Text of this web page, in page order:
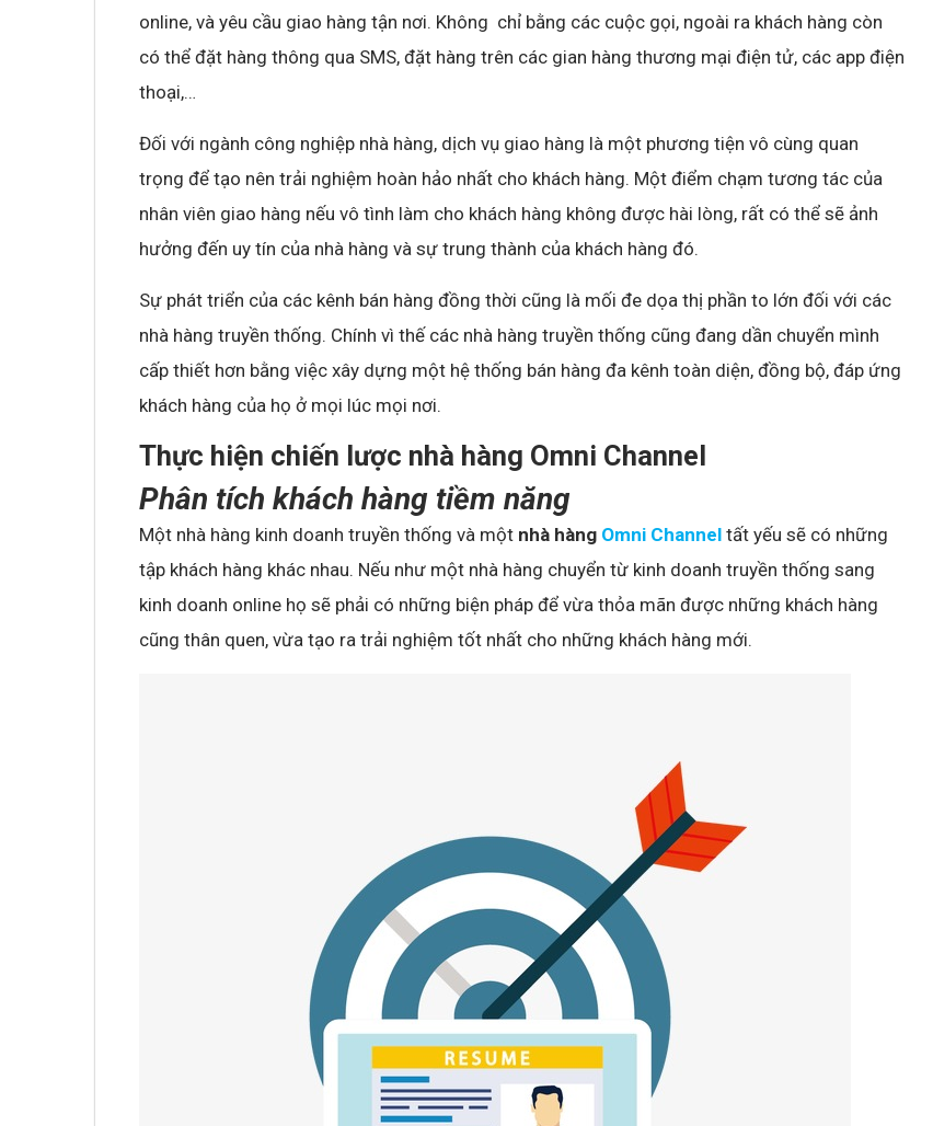
online, và yêu cầu giao hàng tận nơi. Không chỉ bằng các cuộc gọi, ngoài ra khách hàng còn
có thể đặt hàng thông qua SMS, đặt hàng trên các gian hàng thương mại điện tử, các app điện
thoại,…
Đối với ngành công nghiệp nhà hàng, dịch vụ giao hàng là một phương tiện vô cùng quan
trọng để tạo nên trải nghiệm hoàn hảo nhất cho khách hàng. Một điểm chạm tương tác của
nhân viên giao hàng nếu vô tình làm cho khách hàng không được hài lòng, rất có thể sẽ ảnh
hưởng đến uy tín của nhà hàng và sự trung thành của khách hàng đó.
Sự phát triển của các kênh bán hàng đồng thời cũng là mối đe dọa thị phần to lớn đối với các
nhà hàng truyền thống. Chính vì thế các nhà hàng truyền thống cũng đang dần chuyển mình
cấp thiết hơn bằng việc xây dựng một hệ thống bán hàng đa kênh toàn diện, đồng bộ, đáp ứng
khách hàng của họ ở mọi lúc mọi nơi.
Thực hiện chiến lược nhà hàng Omni Channel
Phân tích khách hàng tiềm năng
Một nhà hàng kinh doanh truyền thống và một nhà hàng Omni Channel tất yếu sẽ có những
tập khách hàng khác nhau. Nếu như một nhà hàng chuyển từ kinh doanh truyền thống sang
kinh doanh online họ sẽ phải có những biện pháp để vừa thỏa mãn được những khách hàng
cũng thân quen, vừa tạo ra trải nghiệm tốt nhất cho những khách hàng mới.